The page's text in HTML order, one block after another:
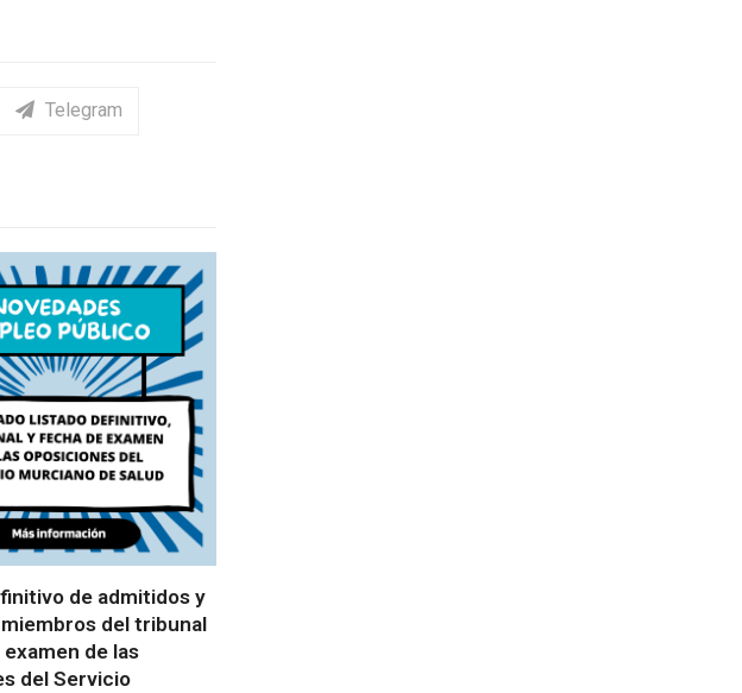
Telegram
de admitidos y
del tribunal
de las
del Servicio